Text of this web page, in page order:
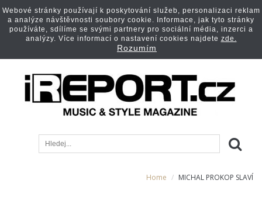
Home MICHAL PROKOP SLAVÍ
Webové stránky používají k poskytování služeb, personalizaci reklam
a analýze návštěvnosti soubory cookie. Informace, jak tyto stránky
používáte, sdílíme se svými partnery pro sociální média, inzerci a
analýzy. Více informací o nastavení cookies najdete zde.
Rozumím